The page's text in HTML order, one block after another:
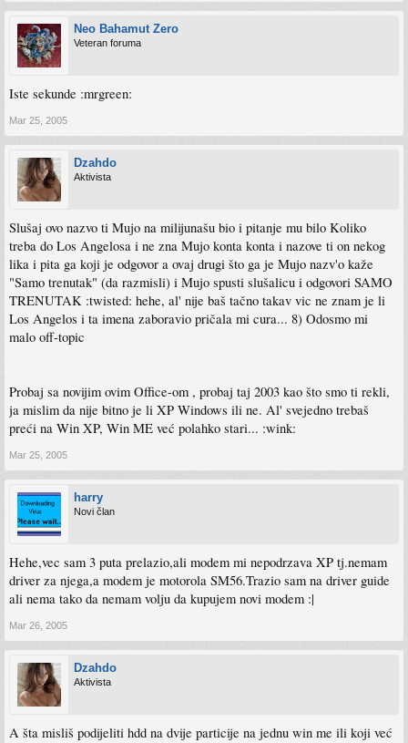
Neo Bahamut Zero
Veteran foruma
Iste sekunde :mrgreen:
Mar 25, 2005
Dzahdo
Aktivista
Slušaj ovo nazvo ti Mujo na milijunašu bio i pitanje mu bilo Koliko
treba do Los Angelosa i ne zna Mujo konta konta i nazove ti on nekog
lika i pita ga koji je odgovor a ovaj drugi što ga je Mujo nazv'o kaže
"Samo trenutak" (da razmisli) i Mujo spusti slušalicu i odgovori SAMO
TRENUTAK :twisted: hehe, al' nije baš tačno takav vic ne znam je li
Los Angelos i ta imena zaboravio pričala mi cura... 8) Odosmo mi
malo off-topic
Probaj sa novijim ovim Office-om , probaj taj 2003 kao što smo ti rekli,
ja mislim da nije bitno je li XP Windows ili ne. Al' svejedno trebaš
preći na Win XP, Win ME već polahko stari... :wink:
Mar 25, 2005
harry
Novi član
Hehe,vec sam 3 puta prelazio,ali modem mi nepodrzava XP tj.nemam
driver za njega,a modem je motorola SM56.Trazio sam na driver guide
ali nema tako da nemam volju da kupujem novi modem :|
Mar 26, 2005
Dzahdo
Aktivista
A šta misliš podijeliti hdd na dvije particije na jednu win me ili koji već